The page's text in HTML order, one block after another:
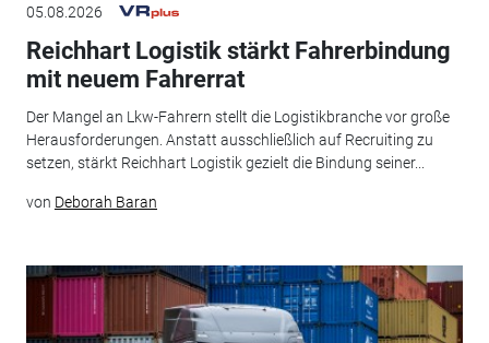
05.08.2026
Reichhart Logistik stärkt Fahrerbindung
mit neuem Fahrerrat
Der Mangel an Lkw-Fahrern stellt die Logistikbranche vor große
Herausforderungen. Anstatt ausschließlich auf Recruiting zu
setzen, stärkt Reichhart Logistik gezielt die Bindung seiner...
von Deborah Baran